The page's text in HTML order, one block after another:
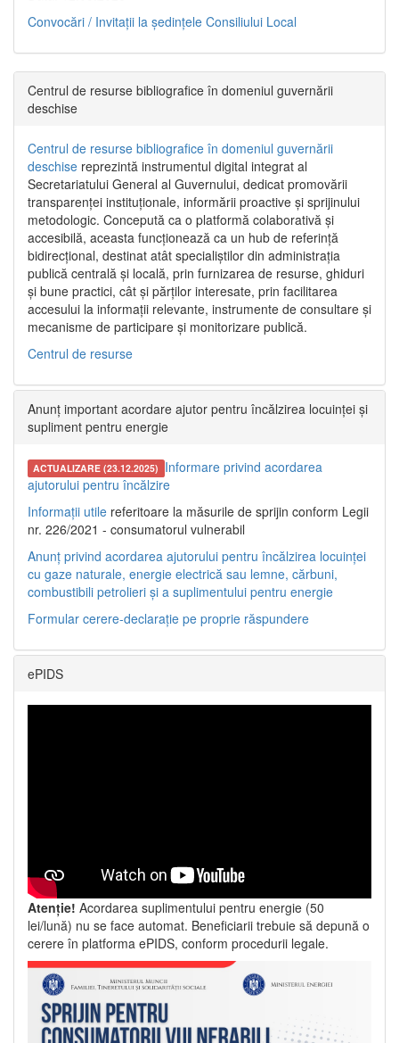
Convocări / Invitaţii la şedinţele Consiliului Local
Centrul de resurse bibliografice în domeniul guvernării
deschise
Centrul de resurse bibliografice în domeniul guvernării
deschise reprezintă instrumentul digital integrat al
Secretariatului General al Guvernului, dedicat promovării
transparenței instituționale, informării proactive și sprijinului
metodologic. Concepută ca o platformă colaborativă și
accesibilă, aceasta funcționează ca un hub de referință
bidirecțional, destinat atât specialiștilor din administrația
publică centrală și locală, prin furnizarea de resurse, ghiduri
și bune practici, cât și părților interesate, prin facilitarea
accesului la informații relevante, instrumente de consultare și
mecanisme de participare și monitorizare publică.
Centrul de resurse
Anunț important acordare ajutor pentru încălzirea locuinței și
supliment pentru energie
ACTUALIZARE (23.12.2025) Informare privind acordarea
ajutorului pentru încălzire
Informații utile referitoare la măsurile de sprijin conform Legii
nr. 226/2021 - consumatorul vulnerabil
Anunț privind acordarea ajutorului pentru încălzirea locuinței
cu gaze naturale, energie electrică sau lemne, cărbuni,
combustibili petrolieri și a suplimentului pentru energie
Formular cerere-declarație pe proprie răspundere
ePIDS
Atenție! Acordarea suplimentului pentru energie (50
lei/lună) nu se face automat. Beneficiarii trebuie să depună o
cerere în platforma ePIDS, conform procedurii legale.